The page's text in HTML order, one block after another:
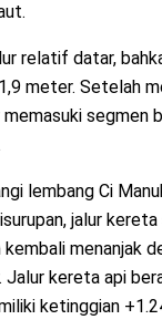
relatif datar,
meter. Setelah
memasuki segmen
lembang Ci
jalur
menanjak
Jalur kereta api
ketinggian